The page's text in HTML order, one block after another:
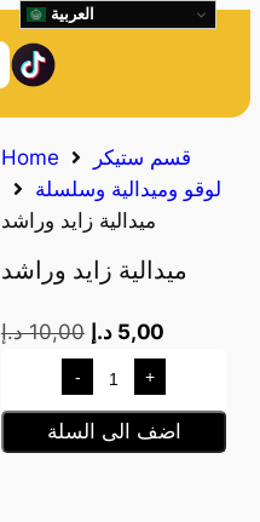
Home
قسم ستيكر
لوقو وميدالية وسلسلة
ميدالية زايد وراشد
ميدالية زايد وراشد
10,00 د.إ 5,00 د.إ
- +
اضف الى السلة
العربية